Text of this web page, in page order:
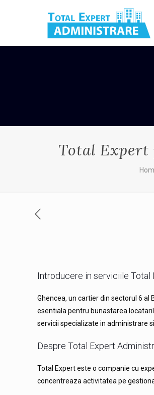
Total
Introducere in serviciile Total
Ghencea, un cartier din sectorul 6
esentiala pentru bunastarea
servicii specializate in administrare
Despre Total Expert
Total Expert este o companie cu
concentreaza activitatea pe